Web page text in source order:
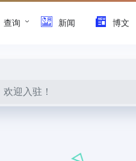
查询 新闻 博文
欢迎入驻！